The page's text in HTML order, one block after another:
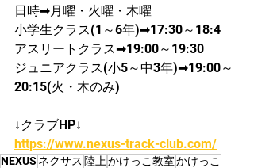
日時➡月曜・火曜・木曜
小学生クラス(1～6年)➡17:30～18:4
アスリートクラス➡19:00～19:30
ジュニアクラス(小5～中3年)➡19:00～
20:15(火・木のみ)
↓クラブHP↓
https://www.nexus-track-club.com/
NEXUS ネクサス 陸上かけっこ教室かけっこ